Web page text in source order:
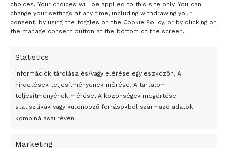
choices. Your choices will be applied to this site only. You can
change your settings at any time, including withdrawing your
consent, by using the toggles on the Cookie Policy, or by clicking on
the manage consent button at the bottom of the screen.
Statistics
Információk tárolása és/vagy elérése egy eszközön, A
hirdetések teljesítményének mérése, A tartalom
teljesítményének mérése, A közönségek megértése
statisztikák vagy különböző forrásokból származó adatok
kombinálásai révén.
Marketing
24 óra
Egy vagyonért adták el Banksy művét miután elégették.
Az 1950-ben elhunyt alkotók művei szabadon
felhasználhatóvá válnak
A jövő évben Csehország hatalmas hiánnyal fog gazdálkodni